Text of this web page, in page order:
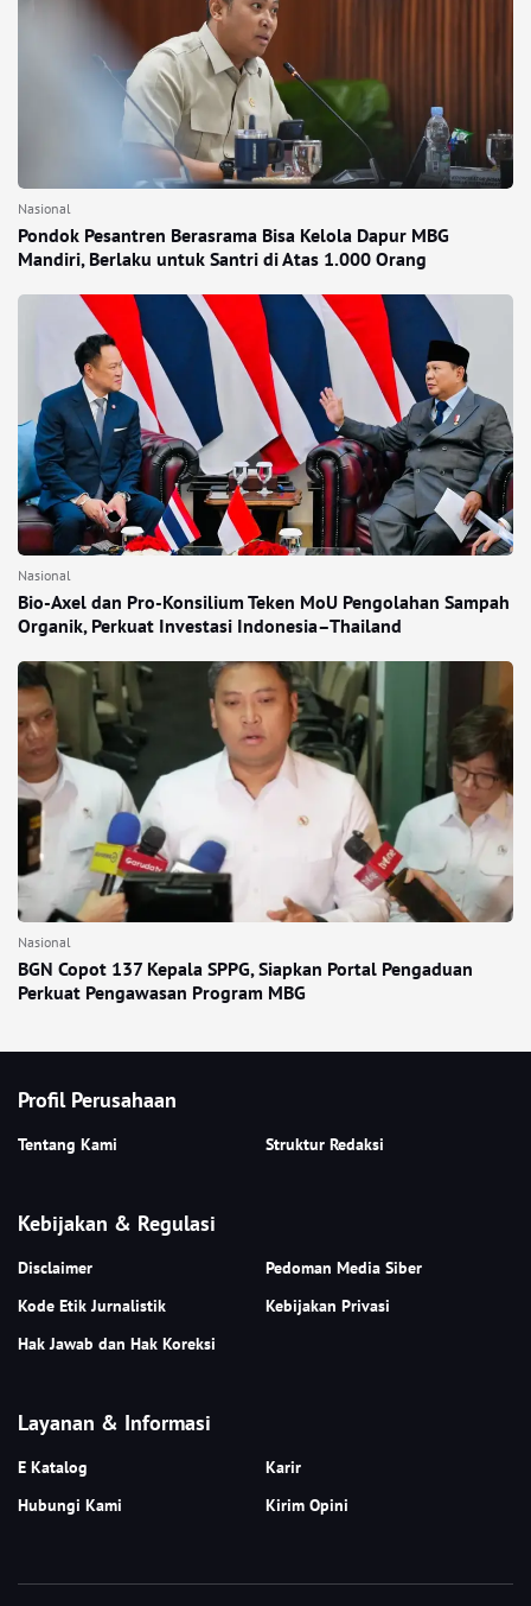
Nasional
Pondok Pesantren Berasrama Bisa Kelola Dapur MBG
Mandiri, Berlaku untuk Santri di Atas 1.000 Orang
Nasional
Bio-Axel dan Pro-Konsilium Teken MoU Pengolahan Sampah
Organik, Perkuat Investasi Indonesia–Thailand
Nasional
BGN Copot 137 Kepala SPPG, Siapkan Portal Pengaduan
Perkuat Pengawasan Program MBG
Profil Perusahaan
Tentang Kami Struktur Redaksi
Kebijakan & Regulasi
Disclaimer
Pedoman Media Siber
Kode Etik Jurnalistik
Kebijakan Privasi
Hak Jawab dan Hak Koreksi
Layanan & Informasi
E Katalog
Karir
Hubungi Kami
Kirim Opini